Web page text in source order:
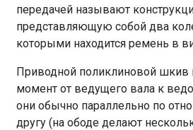
передачей называют
представляющую собой два
которыми находится ремень в
Приводной поликлиновой шкив
момент от ведущего вала к
они обычно параллельно по
другу (на ободе делают